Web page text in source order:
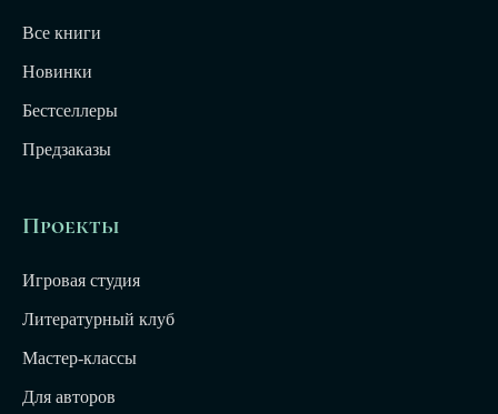
Все книги
Новинки
Бестселлеры
Предзаказы
Проекты
Игровая студия
Литературный клуб
Мастер-классы
Для авторов